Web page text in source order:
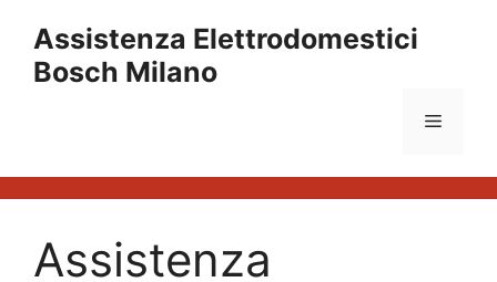
contenuto
Assistenza Elettrodomestici
Bosch Milano
Menu
Assistenza